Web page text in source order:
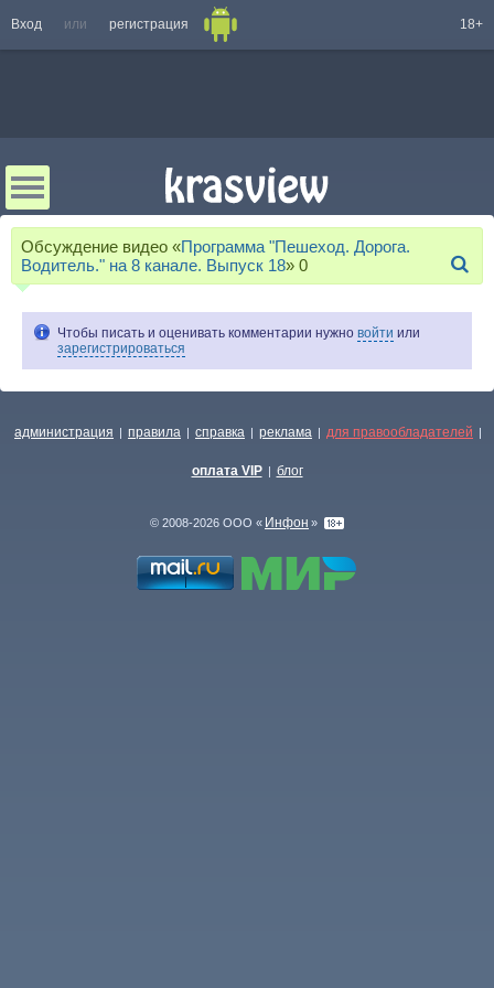
Вход или регистрация 18+
Обсуждение видео «Программа "Пешеход. Дорога.
Водитель." на 8 канале. Выпуск 18» 0
Чтобы писать и оценивать комментарии нужно войти или
зарегистрироваться
администрация | правила | справка | реклама | для правообладателей |
оплата VIP | блог
© 2008-2026 ООО « Инфон »